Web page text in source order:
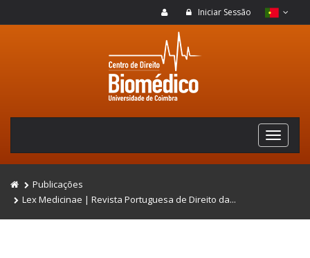
Iniciar Sessão
Publicações
Lex Medicinae | Revista Portuguesa de Direito da...